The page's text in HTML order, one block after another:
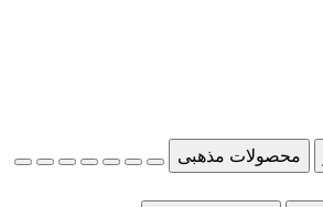
محصولات مذهبی